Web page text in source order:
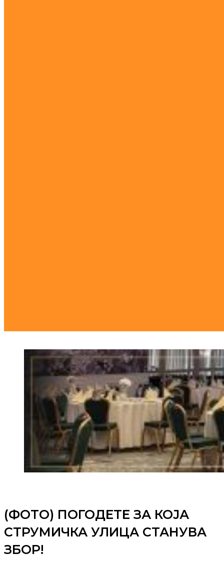
(ФОТО) ПОГОДЕТЕ ЗА КОЈА
СТРУМИЧКА УЛИЦА СТАНУВА
ЗБОР!